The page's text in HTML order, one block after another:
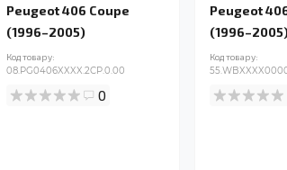
Peugeot 406 Coupe
(1996–2005)
Код товару:
08.PG0406XXXX.2CP.0.00
0
Peugeot
Код товару: